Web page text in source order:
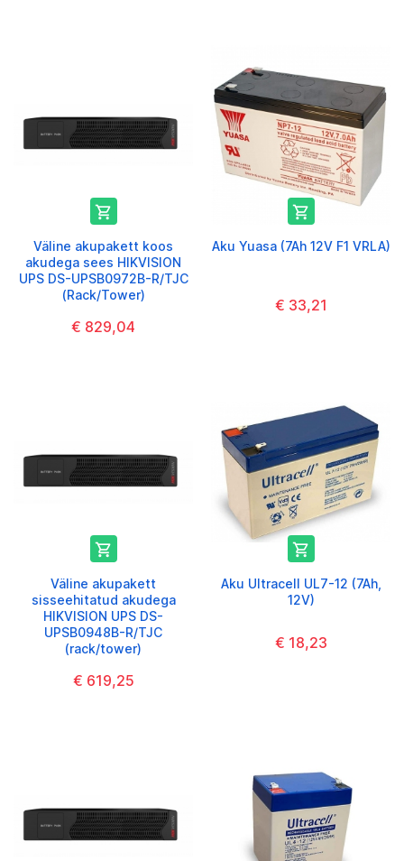

Väline akupakett koos
akudega sees HIKVISION
UPS DS-UPSB0972B-R/TJC
(Rack/Tower)
€ 829,04

Aku Yuasa (7Ah 12V F1 VRLA)
€ 33,21

Väline akupakett
sisseehitatud akudega
HIKVISION UPS DS-
UPSB0948B-R/TJC
(rack/tower)
€ 619,25

Aku Ultracell UL7-12 (7Ah,
12V)
€ 18,23